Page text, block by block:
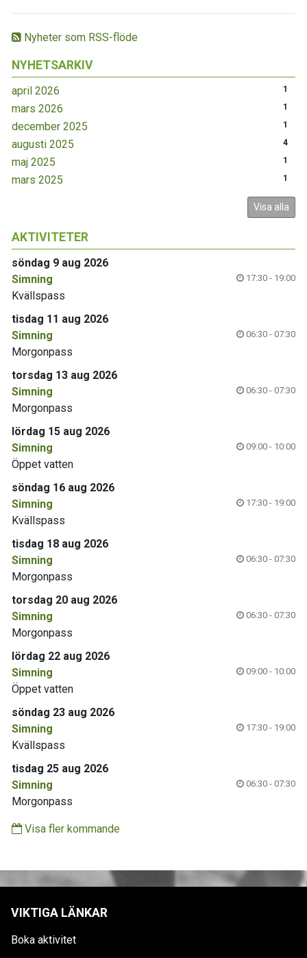
Nyheter som RSS-flöde
NYHETSARKIV
april 2026 1
mars 2026 1
december 2025 1
augusti 2025 4
maj 2025 1
mars 2025 1
Visa alla
AKTIVITETER
söndag 9 aug 2026
Simning
17:30 - 19:00
Kvällspass
tisdag 11 aug 2026
Simning
06:30 - 07:30
Morgonpass
torsdag 13 aug 2026
Simning
06:30 - 07:30
Morgonpass
lördag 15 aug 2026
Simning
09:00 - 10:00
Öppet vatten
söndag 16 aug 2026
Simning
17:30 - 19:00
Kvällspass
tisdag 18 aug 2026
Simning
06:30 - 07:30
Morgonpass
torsdag 20 aug 2026
Simning
06:30 - 07:30
Morgonpass
lördag 22 aug 2026
Simning
09:00 - 10:00
Öppet vatten
söndag 23 aug 2026
Simning
17:30 - 19:00
Kvällspass
tisdag 25 aug 2026
Simning
06:30 - 07:30
Morgonpass
Visa fler kommande
VIKTIGA LÄNKAR
Boka aktivitet